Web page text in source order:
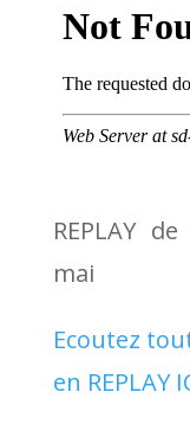
REPLAY
mai
Ecoutez
en REPLAY